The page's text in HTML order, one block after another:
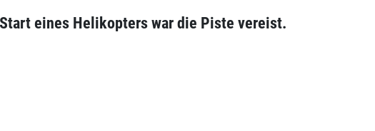
eines Helikopters war die Piste vereist.